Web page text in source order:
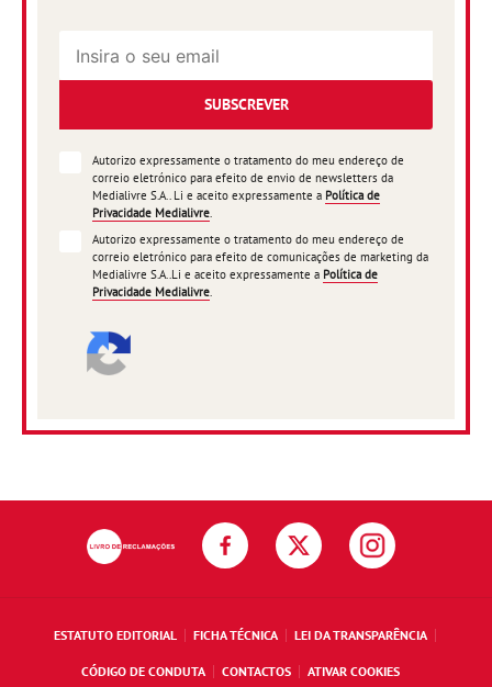
SUBSCREVER
Autorizo expressamente o tratamento do meu endereço de
correio eletrónico para efeito de envio de newsletters da
Medialivre S.A.. Li e aceito expressamente a Política de
Privacidade Medialivre.
Autorizo expressamente o tratamento do meu endereço de
correio eletrónico para efeito de comunicações de marketing da
Medialivre S.A..Li e aceito expressamente a Política de
Privacidade Medialivre.
ESTATUTO EDITORIAL FICHA TÉCNICA LEI DA TRANSPARÊNCIA
CÓDIGO DE CONDUTA CONTACTOS ATIVAR COOKIES